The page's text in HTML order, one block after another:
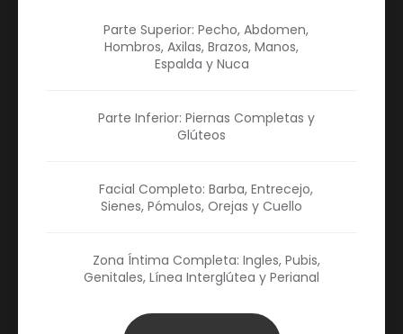
Parte Superior: Pecho, Abdomen,
Hombros, Axilas, Brazos, Manos,
Espalda y Nuca
Parte Inferior: Piernas Completas y
Glúteos
Facial Completo: Barba, Entrecejo,
Sienes, Pómulos, Orejas y Cuello
Zona Íntima Completa: Ingles, Pubis,
Genitales, Línea Interglútea y Perianal